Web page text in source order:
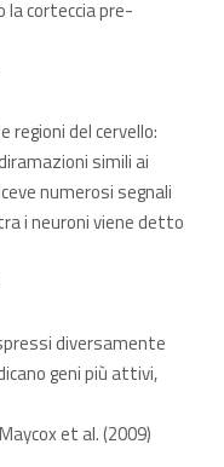
la corteccia pre-
regioni del cervello:
simili ai
numerosi segnali
i neuroni viene detto
diversamente
geni più attivi,
et al. (2009)